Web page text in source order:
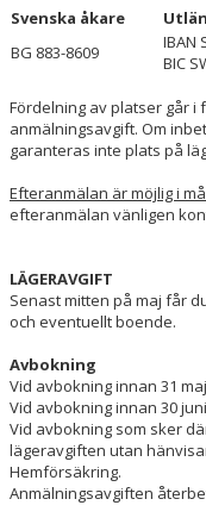
Svenska åkare
BG 883-8609
IBAN
BIC
Fördelning av platser går
anmälningsavgift. Om
garanteras inte plats på
Efteranmälan är möjlig i
efteranmälan vänligen
LÄGERAVGIFT
Senast mitten på maj får
och eventuellt boende.
Avbokning
Vid avbokning innan 31
Vid avbokning innan 30
Vid avbokning som sker
lägeravgiften utan
Hemförsäkring.
Anmälningsavgiften